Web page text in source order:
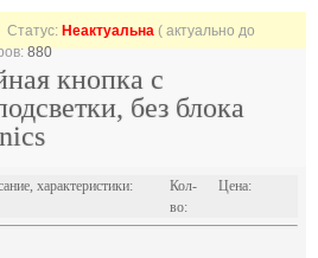
Статус: Неактуальна ( актуально до
880
кнопка с
без блока
характеристики:
Кол-
во:
Цена: